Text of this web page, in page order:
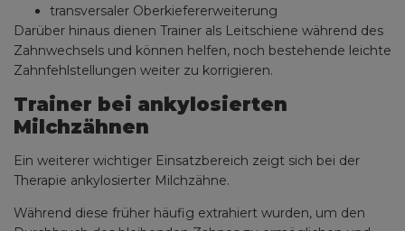
transversaler Oberkiefererweiterung
Darüber hinaus dienen Trainer als Leitschiene während des
Zahnwechsels und können helfen, noch bestehende leichte
Zahnfehlstellungen weiter zu korrigieren.
Trainer bei ankylosierten
Milchzähnen
Ein weiterer wichtiger Einsatzbereich zeigt sich bei der
Therapie ankylosierter Milchzähne.
Während diese früher häufig extrahiert wurden, um den